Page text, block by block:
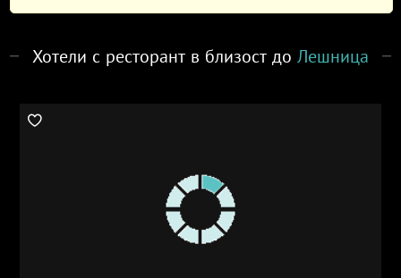
Хотели с ресторант в близост до Лешница